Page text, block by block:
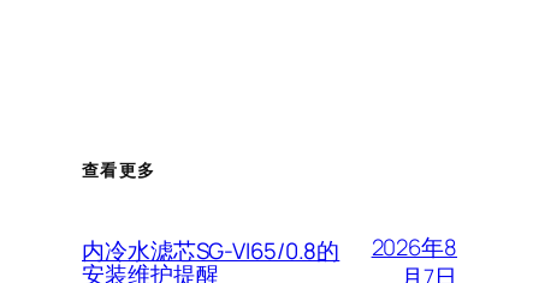
查看更多
内冷水滤芯SG-VI65/0.8的
安装维护提醒
2026年8